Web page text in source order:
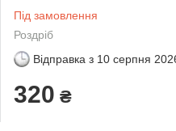
Під замовлення
Роздріб
Відправка з 10 серпня
320 ₴